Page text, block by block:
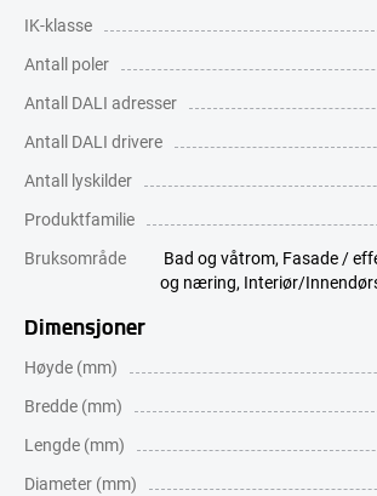
IK-klasse
Antall poler
Antall DALI adresser
Antall DALI drivere
Antall lyskilder
Produktfamilie
Bruksområde
Bad og våtrom, Fasade /
og næring, Interiør/
Dimensjoner
Høyde (mm)
Bredde (mm)
Lengde (mm)
Diameter (mm)